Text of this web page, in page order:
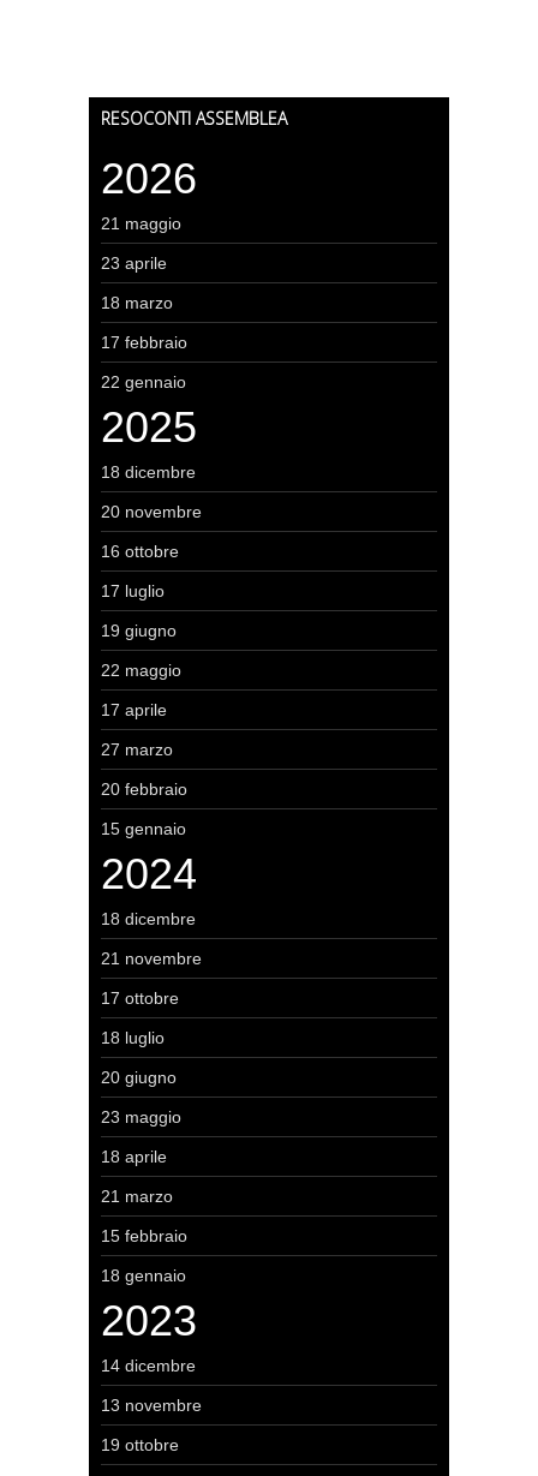
RESOCONTI ASSEMBLEA
2026
21 maggio
23 aprile
18 marzo
17 febbraio
22 gennaio
2025
18 dicembre
20 novembre
16 ottobre
17 luglio
19 giugno
22 maggio
17 aprile
27 marzo
20 febbraio
15 gennaio
2024
18 dicembre
21 novembre
17 ottobre
18 luglio
20 giugno
23 maggio
18 aprile
21 marzo
15 febbraio
18 gennaio
2023
14 dicembre
13 novembre
19 ottobre